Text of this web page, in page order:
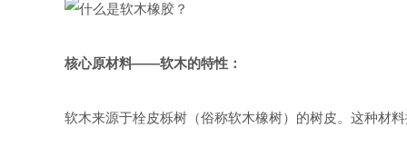
核心原材料——软木的特性：
软木来源于栓皮栎树（俗称软木橡树）的树皮。这种材